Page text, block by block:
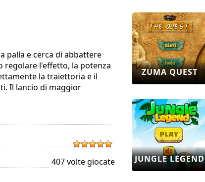
palla e cerca di abbattere
regolare l'effetto, la potenza
la traiettoria e il
Il lancio di maggior
407 volte giocate
ZUMA QUEST
JUNGLE LEGEND